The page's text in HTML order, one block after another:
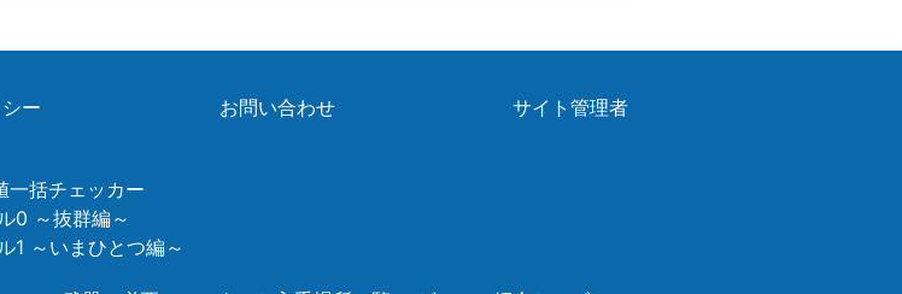
ー お問い合わせ サイト管理者
一括チェッカー
0 ～抜群編～
1 ～いまひとつ編～